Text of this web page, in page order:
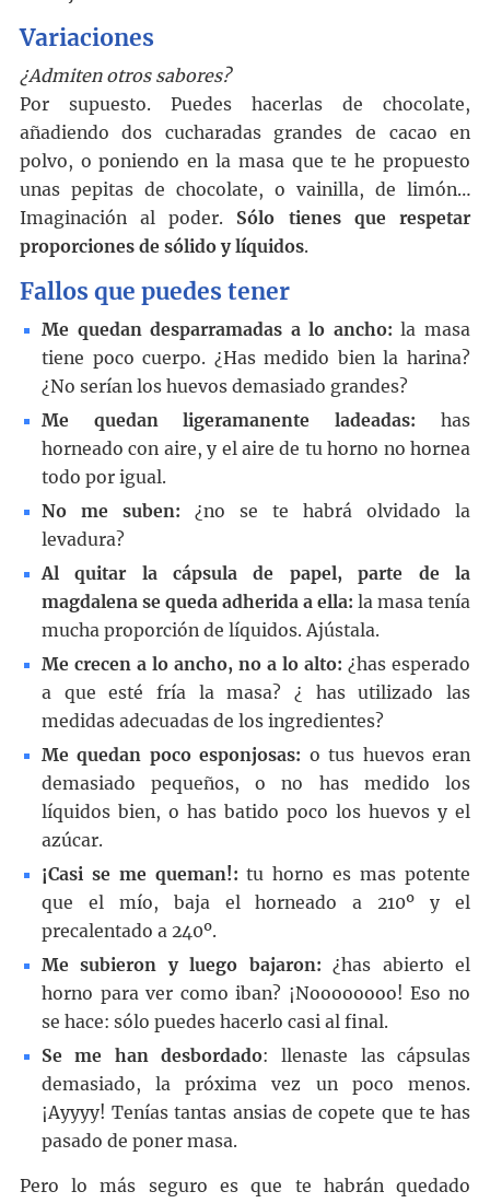
Variaciones
¿Admiten otros sabores?
Por supuesto. Puedes hacerlas de chocolate,
añadiendo dos cucharadas grandes de cacao en
polvo, o poniendo en la masa que te he propuesto
unas pepitas de chocolate, o vainilla, de limón…
Imaginación al poder. Sólo tienes que respetar
proporciones de sólido y líquidos.
Fallos que puedes tener
Me quedan desparramadas a lo ancho: la masa
tiene poco cuerpo. ¿Has medido bien la harina?
¿No serían los huevos demasiado grandes?
Me quedan ligeramanente ladeadas: has
horneado con aire, y el aire de tu horno no hornea
todo por igual.
No me suben: ¿no se te habrá olvidado la
levadura?
Al quitar la cápsula de papel, parte de la
magdalena se queda adherida a ella: la masa tenía
mucha proporción de líquidos. Ajústala.
Me crecen a lo ancho, no a lo alto:¿has esperado
a que esté fría la masa? ¿ has utilizado las
medidas adecuadas de los ingredientes?
Me quedan poco esponjosas: o tus huevos eran
demasiado pequeños, o no has medido los
líquidos bien, o has batido poco los huevos y el
azúcar.
¡Casi se me queman!: tu horno es mas potente
que el mío, baja el horneado a 210º y el
precalentado a 240º.
Me subieron y luego bajaron: ¿has abierto el
horno para ver como iban? ¡Noooooooo! Eso no
se hace: sólo puedes hacerlo casi al final.
Se me han desbordado: llenaste las cápsulas
demasiado, la próxima vez un poco menos.
¡Ayyyy! Tenías tantas ansias de copete que te has
pasado de poner masa.
Pero lo más seguro es que te habrán quedado